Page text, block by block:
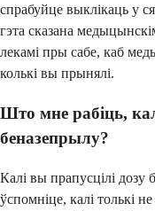
спрабуйце выклікаць у
гэта сказана
лекамі пры сабе, каб
колькі вы прынялі.
Што мне рабіць,
беназепрылу?
Калі вы прапусцілі дозу
ўспомніце, калі толькі